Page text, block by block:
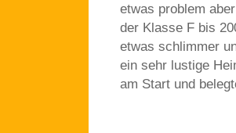
etwas problem
der Klasse F bis
etwas schlimmer
ein sehr lustige
am Start und